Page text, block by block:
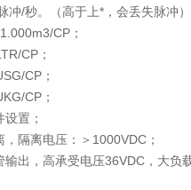
/秒。（高于上*，会丢失脉冲）
CP；
CP；
CP；
CP；
置；
隔离电压：＞1000VDC；
，高承受电压36VDC，大负载